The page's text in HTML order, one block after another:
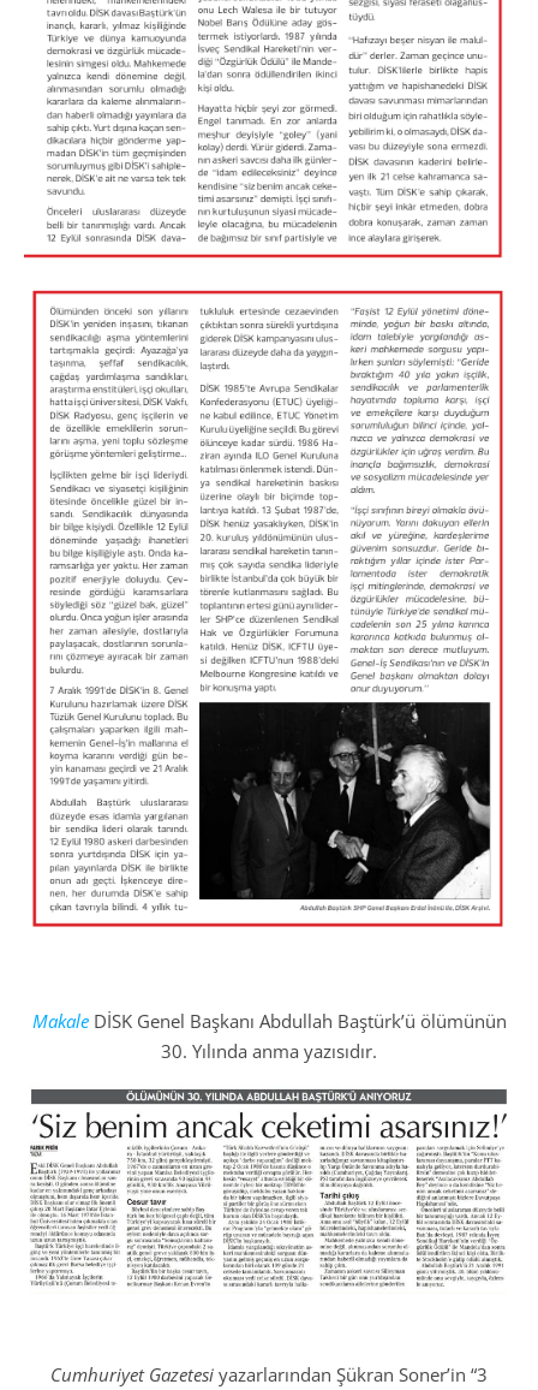
Makale DİSK Genel Başkanı Abdullah Baştürk’ü ölümünün
30. Yılında anma yazısıdır.
Cumhuriyet Gazetesi yazarlarından Şükran Soner’in “3